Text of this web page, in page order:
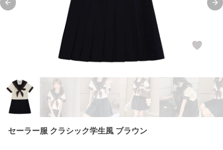
Previous slide
セーラー服 クラシック学生風 ブラウン